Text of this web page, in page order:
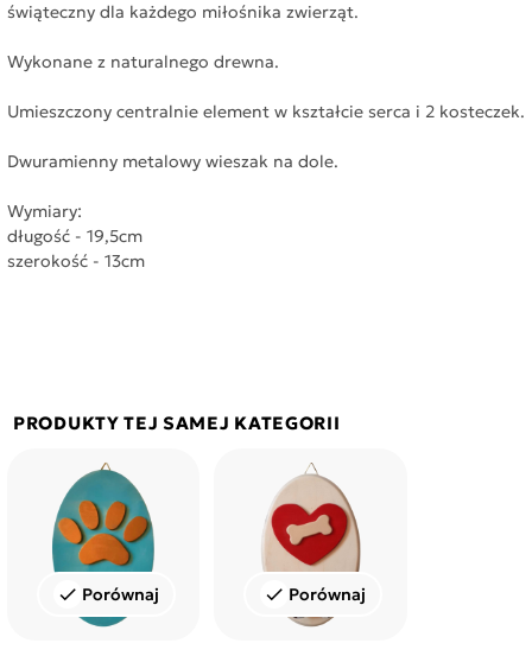
świąteczny dla każdego miłośnika zwierząt.
Wykonane z naturalnego drewna.
Umieszczony centralnie element w kształcie serca i 2 kosteczek.
Dwuramienny metalowy wieszak na dole.
Wymiary:
długość - 19,5cm
szerokość - 13cm
PRODUKTY TEJ SAMEJ KATEGORII
check Porównaj check Porównaj